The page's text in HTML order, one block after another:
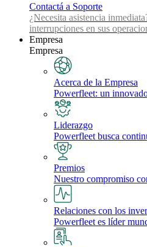
Contactá a Soporte
¿Necesita asistencia
interrupciones en sus
Empresa
Empresa
Acerca de la Empresa
Powerfleet: un
Liderazgo
Powerfleet busca
Premios
Nuestro compromiso
Relaciones con los
Powerfleet es líder